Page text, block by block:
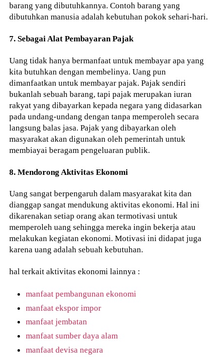
barang yang dibutuhkannya. Contoh barang yang
dibutuhkan manusia adalah kebutuhan pokok sehari-hari.
7. Sebagai Alat Pembayaran Pajak
Uang tidak hanya bermanfaat untuk membayar apa yang
kita butuhkan dengan membelinya. Uang pun
dimanfaatkan untuk membayar pajak. Pajak sendiri
bukanlah sebuah barang, tapi pajak merupakan iuran
rakyat yang dibayarkan kepada negara yang didasarkan
pada undang-undang dengan tanpa memperoleh secara
langsung balas jasa. Pajak yang dibayarkan oleh
masyarakat akan digunakan oleh pemerintah untuk
membiayai beragam pengeluaran publik.
8. Mendorong Aktivitas Ekonomi
Uang sangat berpengaruh dalam masyarakat kita dan
dianggap sangat mendukung aktivitas ekonomi. Hal ini
dikarenakan setiap orang akan termotivasi untuk
memperoleh uang sehingga mereka ingin bekerja atau
melakukan kegiatan ekonomi. Motivasi ini didapat juga
karena uang adalah sebuah kebutuhan.
hal terkait aktivitas ekonomi lainnya :
manfaat pembangunan ekonomi
manfaat ekspor impor
manfaat jembatan
manfaat sumber daya alam
manfaat devisa negara